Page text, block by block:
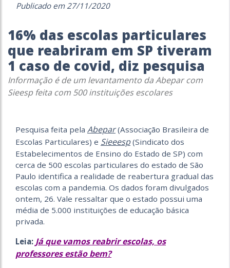
Publicado em 27/11/2020
16% das escolas particulares
que reabriram em SP tiveram
1 caso de covid, diz pesquisa
Informação é de um levantamento da Abepar com
Sieesp feita com 500 instituições escolares
Pesquisa feita pela Abepar(Associação Brasileira de
Escolas Particulares) e Sieeesp(Sindicato dos
Estabelecimentos de Ensino do Estado de SP) com
cerca de 500 escolas particulares do estado de São
Paulo identifica a realidade de reabertura gradual das
escolas com a pandemia. Os dados foram divulgados
ontem, 26. Vale ressaltar que o estado possui uma
média de 5.000 instituições de educação básica
privada.
Leia: Já que vamos reabrir escolas, os
professores estão bem?